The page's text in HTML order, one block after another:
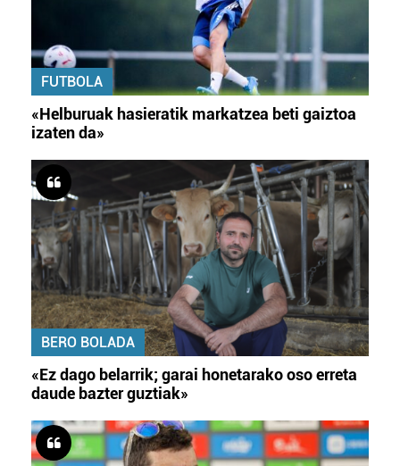
FUTBOLA
«Helburuak hasieratik markatzea beti gaiztoa
izaten da»
BERO BOLADA
«Ez dago belarrik; garai honetarako oso erreta
daude bazter guztiak»